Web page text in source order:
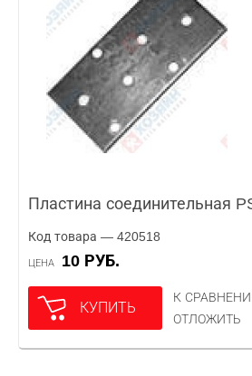
Пластина соединительная
Код товара — 420518
ЦЕНА 10 РУБ.
КУПИТЬ
К
ОТЛОЖИТЬ